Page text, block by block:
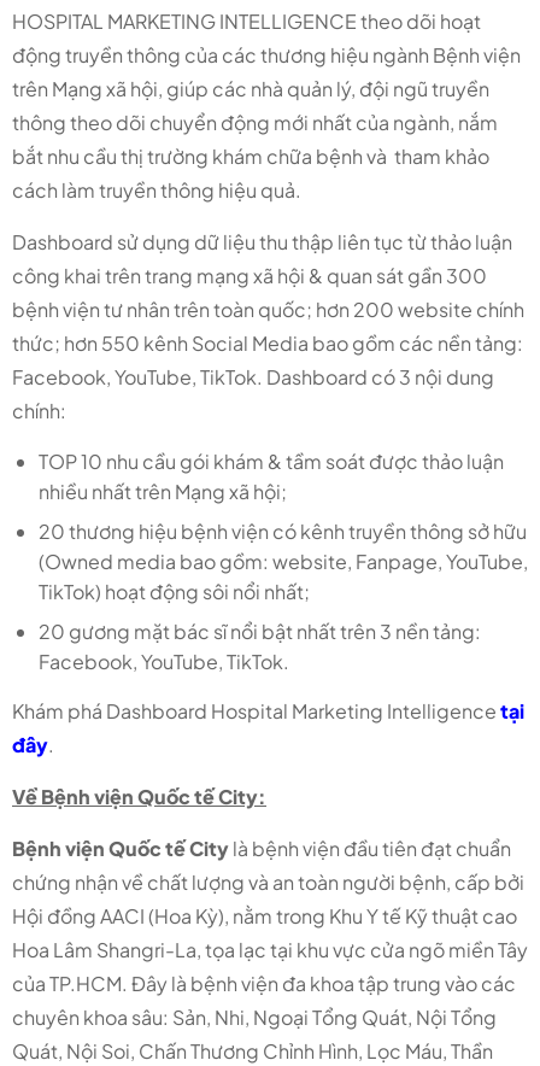
HOSPITAL MARKETING INTELLIGENCE theo dõi hoạt
động truyền thông của các thương hiệu ngành Bệnh viện
trên Mạng xã hội, giúp các nhà quản lý, đội ngũ truyền
thông theo dõi chuyển động mới nhất của ngành, nắm
bắt nhu cầu thị trường khám chữa bệnh và tham khảo
cách làm truyền thông hiệu quả.
Dashboard sử dụng dữ liệu thu thập liên tục từ thảo luận
công khai trên trang mạng xã hội & quan sát gần 300
bệnh viện tư nhân trên toàn quốc; hơn 200 website chính
thức; hơn 550 kênh Social Media bao gồm các nền tảng:
Facebook, YouTube, TikTok. Dashboard có 3 nội dung
chính:
TOP 10 nhu cầu gói khám & tầm soát được thảo luận
nhiều nhất trên Mạng xã hội;
20 thương hiệu bệnh viện có kênh truyền thông sở hữu
(Owned media bao gồm: website, Fanpage, YouTube,
TikTok) hoạt động sôi nổi nhất;
20 gương mặt bác sĩ nổi bật nhất trên 3 nền tảng:
Facebook, YouTube, TikTok.
Khám phá Dashboard Hospital Marketing Intelligencetại
đây.
Về Bệnh viện Quốc tế City:
Bệnh viện Quốc tế Citylà bệnh viện đầu tiên đạt chuẩn
chứng nhận về chất lượng và an toàn người bệnh, cấp bởi
Hội đồng AACI (Hoa Kỳ), nằm trong Khu Y tế Kỹ thuật cao
Hoa Lâm Shangri-La, tọa lạc tại khu vực cửa ngõ miền Tây
của TP.HCM. Đây là bệnh viện đa khoa tập trung vào các
chuyên khoa sâu: Sản, Nhi, Ngoại Tổng Quát, Nội Tổng
Quát, Nội Soi, Chấn Thương Chỉnh Hình, Lọc Máu, Thần